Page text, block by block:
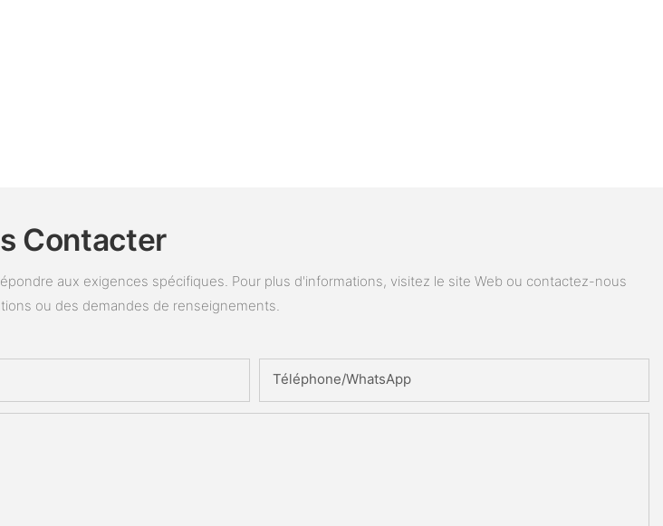
Contacter
aux exigences spécifiques. Pour plus d'informations, visitez le site Web ou contactez-nous
ou des demandes de renseignements.
Téléphone/WhatsApp